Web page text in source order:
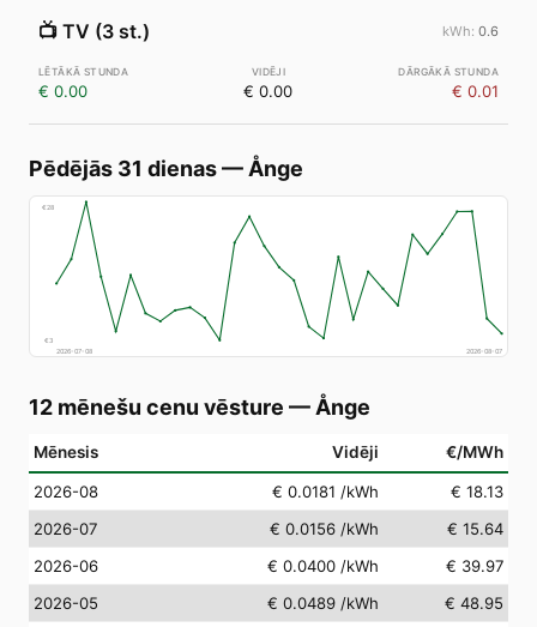
📺 TV (3 st.) 0.6
€ 0.00 € 0.00 € 0.01
Pēdējās 31 dienas— Ånge
€28
€3
2026-07-08
2026-08-07
12 mēnešu cenu vēsture — Ånge
Mēnesis Vidēji €/MWh
2026-08 € 0.0181 /kWh
€ 18.13
2026-07
€ 0.0156 /kWh
€ 15.64
2026-06
€ 0.0400 /kWh
€ 39.97
2026-05
€ 0.0489 /kWh
€ 48.95